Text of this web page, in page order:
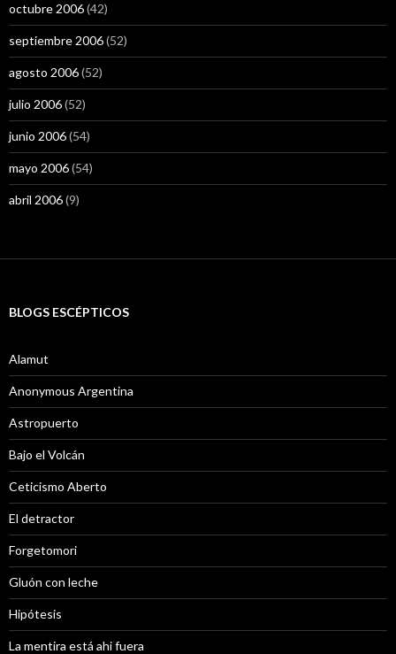
octubre 2006(42)
septiembre 2006(52)
agosto 2006(52)
julio 2006(52)
junio 2006(54)
mayo 2006(54)
abril 2006(9)
BLOGS ESCÉPTICOS
Alamut
Anonymous Argentina
Astropuerto
Bajo el Volcán
Ceticismo Aberto
El detractor
Forgetomori
Gluón con leche
Hipótesis
La mentira está ahi fuera